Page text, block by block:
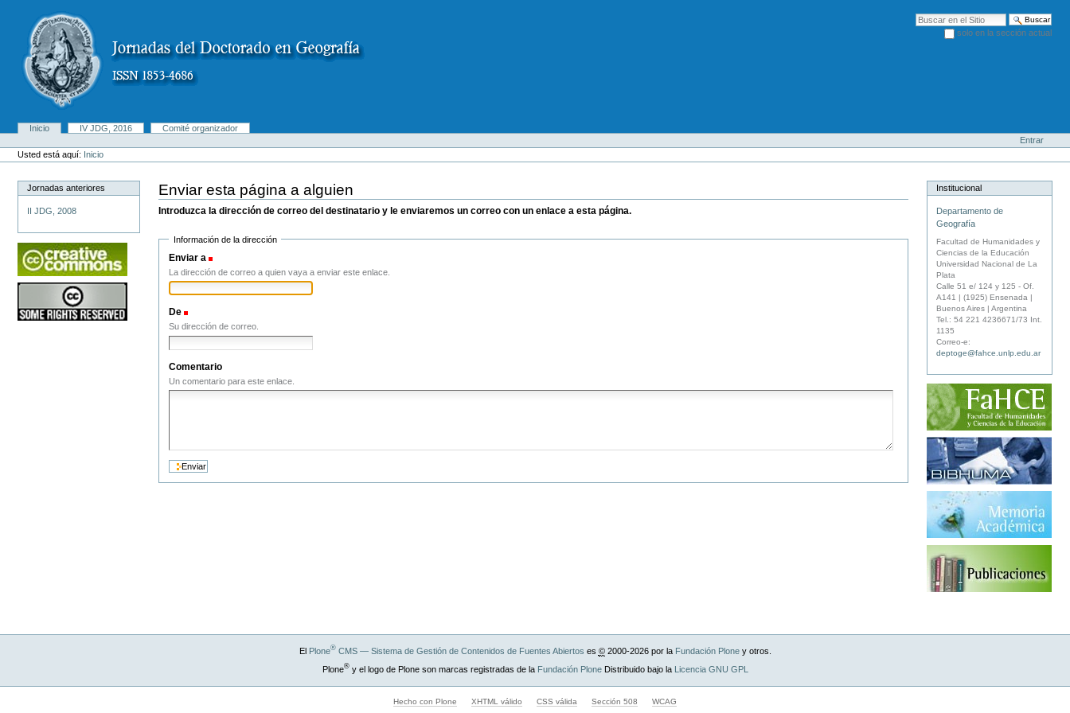
contenido.
navegación
Buscar
solo en la sección actual
Secciones
Inicio IV JDG, 2016
Comité organizador
Herramientas
Personales
Entrar
Usted está aquí: Inicio
Jornadas anteriores
II JDG, 2008
Enviar esta página a alguien
Introduzca la dirección de correo del destinatario y le enviaremos un correo con un enlace a esta página.
Información de la dirección
Enviar a
La dirección de correo a quien vaya a enviar este enlace.
De
Su dirección de correo.
Comentario
Un comentario para este enlace.
Institucional
Departamento de
Geografía
Facultad de Humanidades y
Ciencias de la Educación
Universidad Nacional de La
Plata
Calle 51 e/ 124 y 125 - Of.
A141 | (1925) Ensenada |
Buenos Aires | Argentina
Tel.: 54 221 4236671/73 Int.
1135
Correo-e:
deptoge@fahce.unlp.edu.ar
El Plone®CMS — Sistema de Gestión de Contenidos de Fuentes Abiertos es ©2000-2026 por la Fundación Ploney otros.
Plone®y el logo de Plone son marcas registradas de la Fundación PloneDistribuido bajo la Licencia GNU GPL
Hecho con Plone XHTML válido CSS válida Sección 508 WCAG